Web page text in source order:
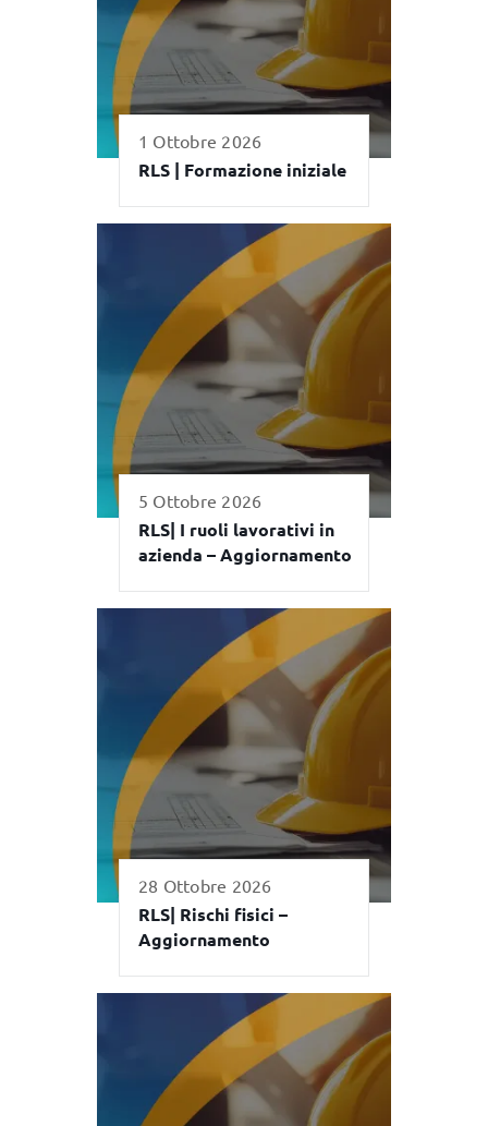
1 Ottobre 2026
RLS | Formazione iniziale
5 Ottobre 2026
RLS| I ruoli lavorativi in
azienda – Aggiornamento
28 Ottobre 2026
RLS| Rischi fisici –
Aggiornamento